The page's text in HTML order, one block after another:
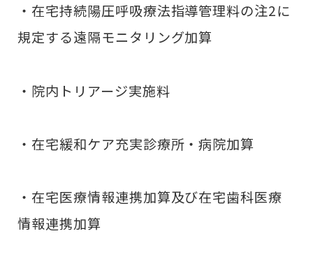
・在宅持続陽圧呼吸療法指導管理料の注2に
規定する遠隔モニタリング加算
・院内トリアージ実施料
・在宅緩和ケア充実診療所・病院加算
・在宅医療情報連携加算及び在宅歯科医療
情報連携加算